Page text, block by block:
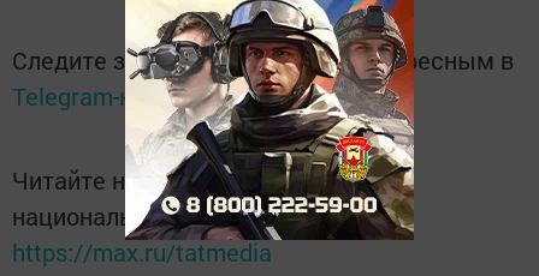
Следите за самым важным и интересным в
Telegram-каналеТатмедиа
Читайте новости Татарстана в
национальном мессенджере MАХ:
https://max.ru/tatmedia